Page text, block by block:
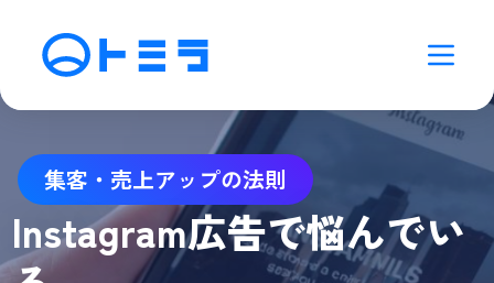
集客・売上アップの法則
Instagram広告で悩んでい